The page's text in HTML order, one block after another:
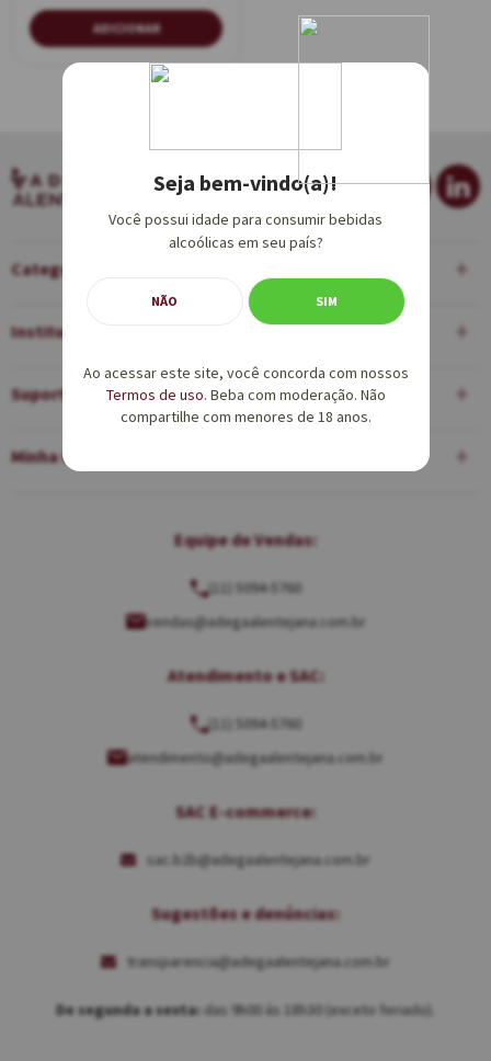
ADICIONAR
Categorias
Institucional
Suporte
Minha Conta
Equipe de Vendas:
(11) 5094-5760
vendas@adegaalentejana.com.br
Atendimento e SAC:
(11) 5094-5760
atendimento@adegaalentejana.com.br
SAC E-commerce:
sac.b2b@adegaalentejana.com.br
Sugestões e denúncias:
transparencia@adegaalentejana.com.br
De segunda a sexta: das 9h00 às 18h30 (exceto feriado).
Seja bem-vindo(a)!
Você possui idade para consumir bebidas
alcoólicas em seu país?
NÃO SIM
Ao acessar este site, você concorda com nossos
Termos de uso. Beba com moderação. Não
compartilhe com menores de 18 anos.